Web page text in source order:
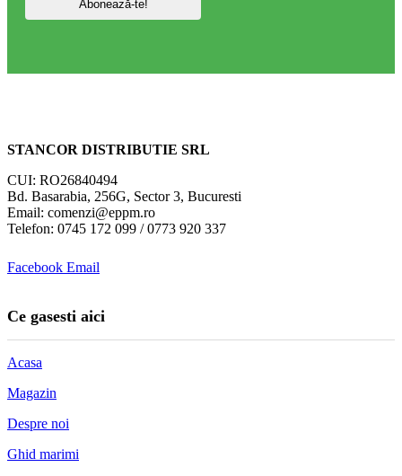
STANCOR DISTRIBUTIE SRL
CUI: RO26840494
Bd. Basarabia, 256G, Sector 3, Bucuresti
Email: comenzi@eppm.ro
Telefon: 0745 172 099 / 0773 920 337
Facebook Email
Ce gasesti aici
Acasa
Magazin
Despre noi
Ghid marimi